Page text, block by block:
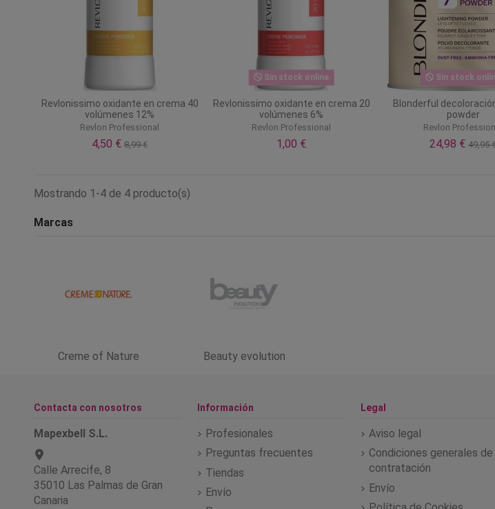
Revlonissimo oxidante en crema 40
volúmenes 12%
Revlon Professional
4,50 €8,99 €
Sin stock online
Revlonissimo oxidante en crema 20
volúmenes 6%
Revlon Professional
1,00 €
Sin stock
Blonderful
powder
Revlon
24,98 €49,95
Mostrando 1-4 de 4 producto(s)
Marcas
Creme of Nature Beauty evolution
Contacta con nosotros
Mapexbell S.L.
Calle Arrecife, 8
35010 Las Palmas de Gran
Canaria
Información
Profesionales
Preguntas frecuentes
Tiendas
Envío
Legal
Aviso legal
Condiciones generales de
contratación
Envío